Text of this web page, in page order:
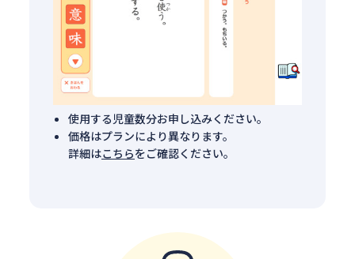
使用する児童数分お申し込みください。
価格はプランにより異なります。
詳細はこちらをご確認ください。